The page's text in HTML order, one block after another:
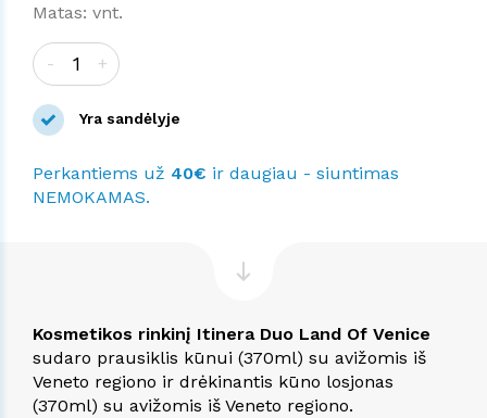
Matas: vnt.
- +
Yra sandėlyje
Perkantiems už 40€ ir daugiau - siuntimas
NEMOKAMAS.
Kosmetikos rinkinį Itinera Duo Land Of Venice
sudaro prausiklis kūnui (370ml) su avižomis iš
Veneto regiono ir drėkinantis kūno losjonas
(370ml) su avižomis iš Veneto regiono.